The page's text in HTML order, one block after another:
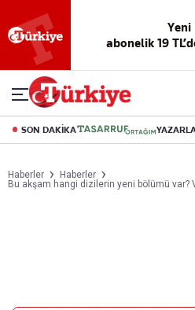
abonelik 19
SON DAKİKA
Haberler
Haberler
Bu akşam hangi dizilerin yeni bölümü var?